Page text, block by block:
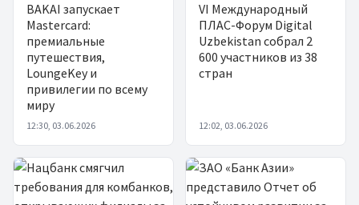
BAKAI запускает
Mastercard:
премиальные
путешествия,
LoungeKey и
привилегии по всему
миру
12:30, 03.06.2026
VI Международный
ПЛАС-Форум Digital
Uzbekistan собрал 2
600 участников из 38
стран
12:02, 03.06.2026